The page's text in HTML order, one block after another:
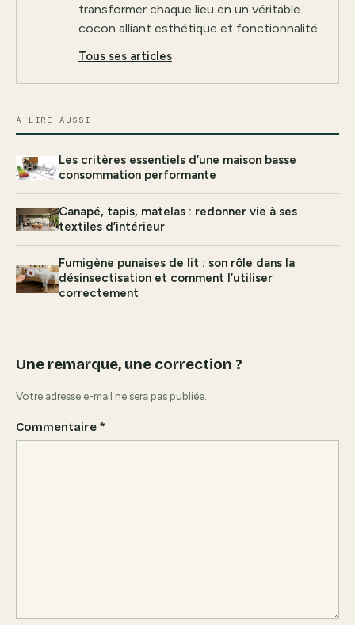
transformer chaque lieu en un véritable
cocon alliant esthétique et fonctionnalité.
Tous ses articles
À LIRE AUSSI
Les critères essentiels d’une maison basse
consommation performante
Canapé, tapis, matelas : redonner vie à ses
textiles d’intérieur
Fumigène punaises de lit : son rôle dans la
désinsectisation et comment l’utiliser
correctement
Une remarque, une correction ?
Votre adresse e-mail ne sera pas publiée.
Commentaire *